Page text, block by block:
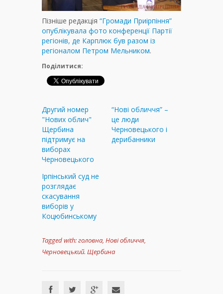
Пізніше редакція “Громади Приірпіння”
опублікувала фото конференції Партії
регіонів, де Карплюк був разом із
регіоналом Петром Мельником.
Поділитися:
Другий номер
"Нових облич"
Щербина
підтримує на
виборах
Черновецького
“Нові обличчя” –
це люди
Черновецького і
дерибанники
Ірпінський суд не
розглядає
скасування
виборів у
Коцюбинському
Tagged with:головна, Нові обличчя,
Черновецький. Щербина